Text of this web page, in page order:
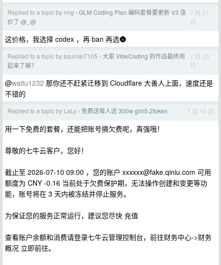
Replied to a topic by nng › GLM Coding Plan 编码套餐要更新 V3 涨
价了 @_@
7 月 31
日
这价格，我选择 codex ，再 ban 再选🌚
Replied to a topic by squirrel7105 › 大家 VibeCoding 的作品最终用
起来了嘛？
7 月 23
日
@waitu1232 那你还不赶紧迁移到 Cloudflare 大善人上面，速度还是
不错的
Replied to a topic by LaLy › 免费送每人送 300w glm5.2token 7 月 10 日
用一下免费的套餐，还能把账号搞欠费呢，真强哦！
尊敬的七牛云客户，您好！
截止至 2026-07-10 09:00 ，您的账户 xxxxxx@fake.qiniu.com 可用
额度为 CNY -0.16 当前处于欠费保护期，无法操作创建和变更等功
能，账号将在 3 天内被冻结并停止服务。
为保证您的服务正常运行，建议您尽快 充值
查看账户余额和消费请登录七牛云管理控制台，前往财务中心->财务
概况 立即前往。